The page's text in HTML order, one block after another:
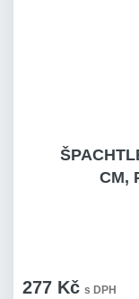
CM,
277 Kč s DPH